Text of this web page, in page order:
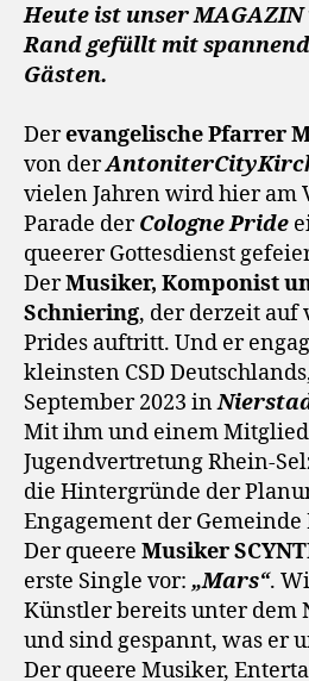
Heute ist unser
Rand gefüllt mit
Gästen.
Derevangelische Pfarrer
von der
vielen Jahren wird hier am
Parade derCologne Pride
queerer Gottesdienst
DerMusiker, Komponist
Schniering, der derzeit auf
Prides auftritt. Und er
kleinsten CSD
September 2023 in
Mit ihm und einem
Jugendvertretung Rhein-
die Hintergründe der
Engagement der
Der queere Musiker
erste Single vor: „Mars“.
Künstler bereits unter dem
und sind gespannt, was er
Der queere Musiker,